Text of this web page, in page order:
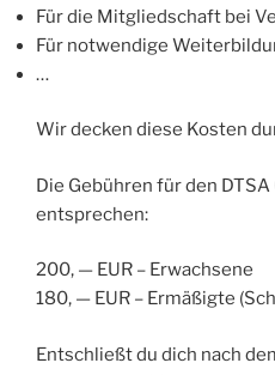
Für die Mitgliedschaft bei
Für notwendige
…
Wir decken diese Kosten
Die Gebühren für den
entsprechen:
200, — EUR – Erwachsene
180, — EUR – Ermäßigte
Entschließt du dich nach